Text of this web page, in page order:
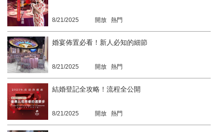
8/21/2025 開放 熱門
婚宴佈置必看！新人必知的細節
8/21/2025 開放 熱門
結婚登記全攻略！流程全公開
8/21/2025 開放 熱門